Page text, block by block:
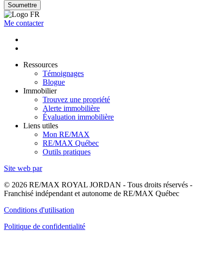
Soumettre
Me contacter
Ressources
Témoignages
Blogue
Immobilier
Trouvez une propriété
Alerte immobilière
Évaluation immobilière
Liens utiles
Mon RE/MAX
RE/MAX Québec
Outils pratiques
Site web par
© 2026 RE/MAX ROYAL JORDAN - Tous droits réservés -
Franchisé indépendant et autonome de RE/MAX Québec
Conditions d'utilisation
Politique de confidentialité